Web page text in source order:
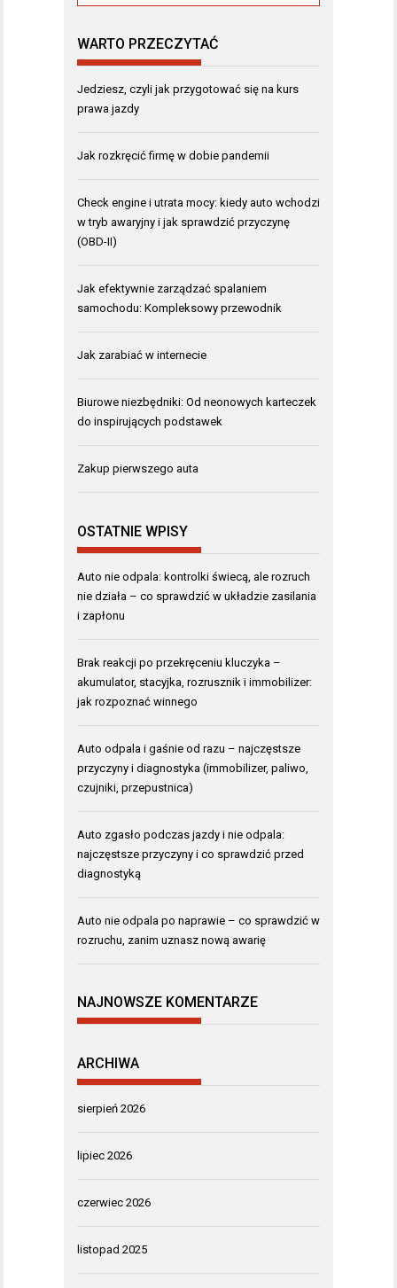
WARTO PRZECZYTAĆ
Jedziesz, czyli jak przygotować się na kurs
prawa jazdy
Jak rozkręcić firmę w dobie pandemii
Check engine i utrata mocy: kiedy auto wchodzi
w tryb awaryjny i jak sprawdzić przyczynę
(OBD-II)
Jak efektywnie zarządzać spalaniem
samochodu: Kompleksowy przewodnik
Jak zarabiać w internecie
Biurowe niezbędniki: Od neonowych karteczek
do inspirujących podstawek
Zakup pierwszego auta
OSTATNIE WPISY
Auto nie odpala: kontrolki świecą, ale rozruch
nie działa – co sprawdzić w układzie zasilania
i zapłonu
Brak reakcji po przekręceniu kluczyka –
akumulator, stacyjka, rozrusznik i immobilizer:
jak rozpoznać winnego
Auto odpala i gaśnie od razu – najczęstsze
przyczyny i diagnostyka (immobilizer, paliwo,
czujniki, przepustnica)
Auto zgasło podczas jazdy i nie odpala:
najczęstsze przyczyny i co sprawdzić przed
diagnostyką
Auto nie odpala po naprawie – co sprawdzić w
rozruchu, zanim uznasz nową awarię
NAJNOWSZE KOMENTARZE
ARCHIWA
sierpień 2026
lipiec 2026
czerwiec 2026
listopad 2025